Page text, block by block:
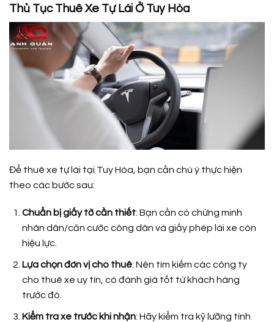
Thủ Tục Thuê Xe Tự Lái Ở Tuy Hòa
Để thuê xe tự lái tại Tuy Hòa, bạn cần chú ý thực hiện
theo các bước sau:
Chuẩn bị giấy tờ cần thiết: Bạn cần có chứng minh
nhân dân/căn cước công dân và giấy phép lái xe còn
hiệu lực.
Lựa chọn đơn vị cho thuê: Nên tìm kiếm các công ty
cho thuê xe uy tín, có đánh giá tốt từ khách hàng
trước đó.
Kiểm tra xe trước khi nhận: Hãy kiểm tra kỹ lưỡng tình